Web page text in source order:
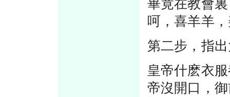
畢竟在教會
呵，喜羊羊
第二步，指
皇帝什麽衣
帝沒開口，